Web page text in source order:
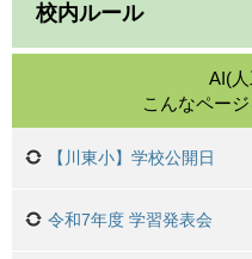
校内ルール
AI(
こんなペー
【川東小】学校公開日
令和7年度 学習発表会